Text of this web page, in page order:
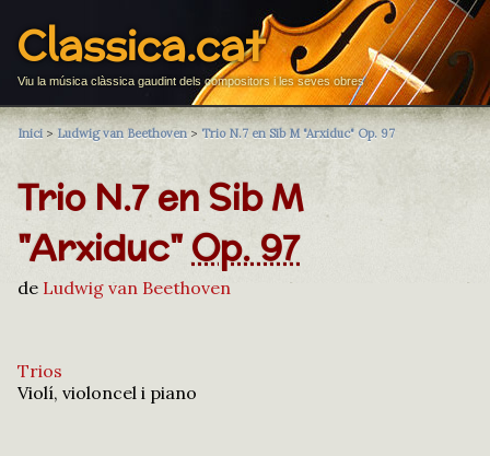
Classica.cat
Viu la música clàssica gaudint dels compositors i les seves obres
Inici > Ludwig van Beethoven > Trio N.7 en Sib M "Arxiduc" Op. 97
Trio N.7 en Sib M
"Arxiduc"Op. 97
de Ludwig van Beethoven
Trios
Violí, violoncel i piano